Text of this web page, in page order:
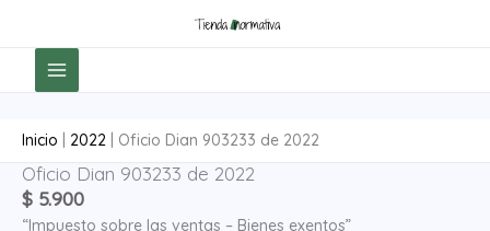
contenido
Inicio 2022 Oficio Dian 903233 de 2022
Oficio Dian 903233 de 2022
$ 5.900
“Impuesto sobre las ventas – Bienes exentos”
Oficio
Dian